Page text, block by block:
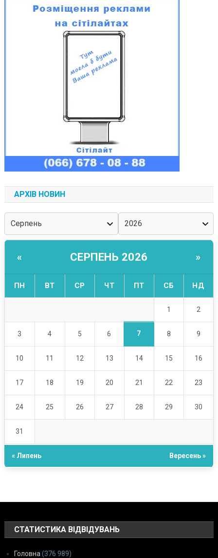
АРХІВ НОВИН
« СЕРПЕНЬ 2026 »
ПН ВТ СР ЧТ ПТ СБ НД
1 2
3 4 5 6 7 8 9
10 11 12 13 14 15 16
17 18 19 20 21 22 23
24 25 26 27 28 29 30
31
« Липень Вересень »
СТАТИСТИКА ВІДВІДУВАНЬ
Головна (376 989)